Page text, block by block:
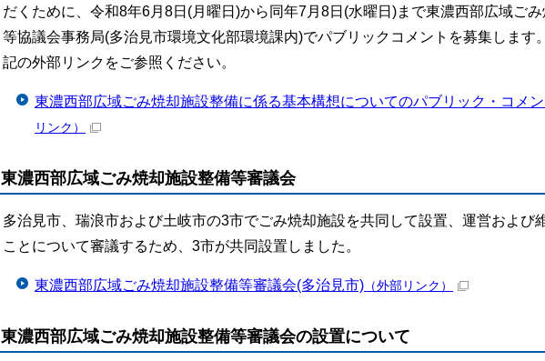
だくために、令和8年6月8日(月曜日)から同年7月8日(水曜日)まで東濃西部広域ご
等協議会事務局(多治見市環境文化部環境課内)でパブリックコメントを募集します
記の外部リンクをご参照ください。
東濃西部広域ごみ焼却施設整備に係る基本構想についてのパブリック・コメ
リンク）
東濃西部広域ごみ焼却施設整備等審議会
多治見市、瑞浪市および土岐市の3市でごみ焼却施設を共同して設置、運営および
ことについて審議するため、3市が共同設置しました。
東濃西部広域ごみ焼却施設整備等審議会(多治見市) （外部リンク）
東濃西部広域ごみ焼却施設整備等審議会の設置について